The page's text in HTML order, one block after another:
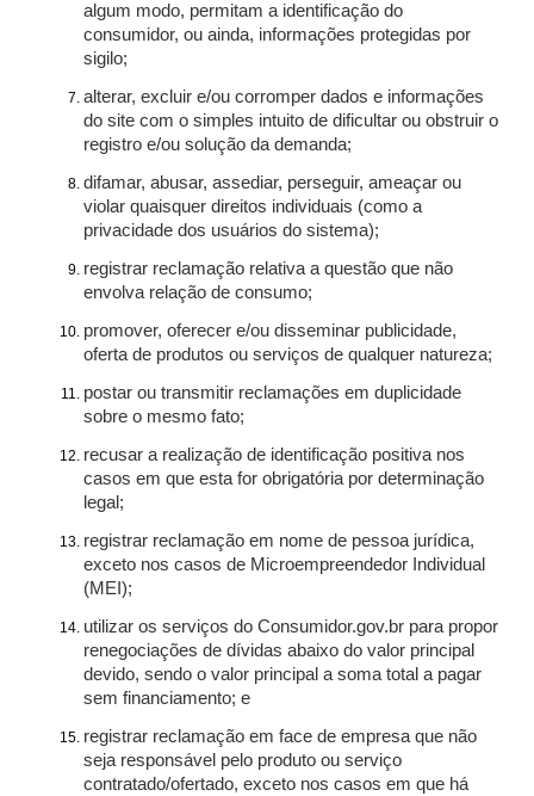
algum modo, permitam a identificação do
consumidor, ou ainda, informações protegidas por
sigilo;
alterar, excluir e/ou corromper dados e informações
do site com o simples intuito de dificultar ou obstruir o
registro e/ou solução da demanda;
difamar, abusar, assediar, perseguir, ameaçar ou
violar quaisquer direitos individuais (como a
privacidade dos usuários do sistema);
registrar reclamação relativa a questão que não
envolva relação de consumo;
promover, oferecer e/ou disseminar publicidade,
oferta de produtos ou serviços de qualquer natureza;
postar ou transmitir reclamações em duplicidade
sobre o mesmo fato;
recusar a realização de identificação positiva nos
casos em que esta for obrigatória por determinação
legal;
registrar reclamação em nome de pessoa jurídica,
exceto nos casos de Microempreendedor Individual
(MEI);
utilizar os serviços do Consumidor.gov.br para propor
renegociações de dívidas abaixo do valor principal
devido, sendo o valor principal a soma total a pagar
sem financiamento; e
registrar reclamação em face de empresa que não
seja responsável pelo produto ou serviço
contratado/ofertado, exceto nos casos em que há